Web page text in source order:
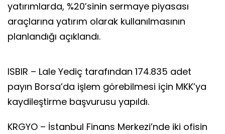
yatırımlarda, %20’sinin sermaye piyasası
araçlarına yatırım olarak kullanılmasının
planlandığı açıklandı.
ISBIR – Lale Yediç tarafından 174.835 adet
payın Borsa’da işlem görebilmesi için MKK’ya
kaydileştirme başvurusu yapıldı.
KRGYO – İstanbul Finans Merkezi’nde iki ofisin